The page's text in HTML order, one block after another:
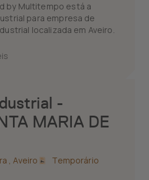
by Multitempo está a
para empresa de
localizada em Aveiro.
-
MARIA DE
,Aveiro Temporário